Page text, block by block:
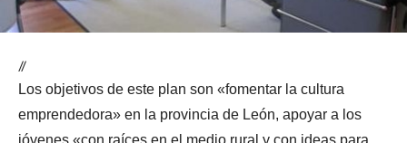
//
Los objetivos de este plan son «fomentar la cultura
emprendedora» en la provincia de León, apoyar a los
jóvenes «con raíces en el medio rural y con ideas para